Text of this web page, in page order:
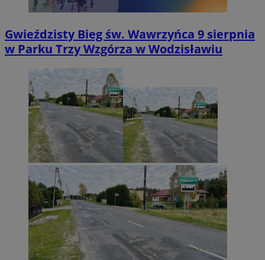
Gwieździsty Bieg św. Wawrzyńca 9 sierpnia
w Parku Trzy Wzgórza w Wodzisławiu